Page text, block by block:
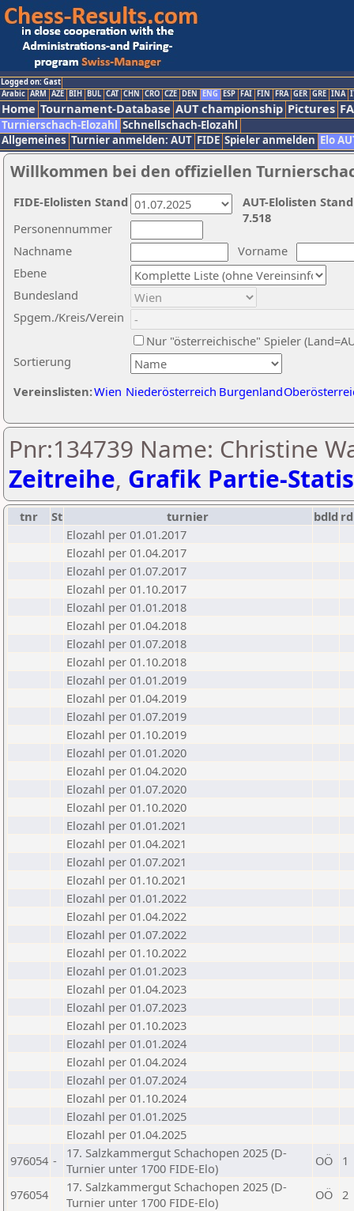
Logged on: Gast
Arabic ARM AZE BIH BUL CAT CHN CRO CZE DEN ENG ESP FAI FIN FRA GER GRE INA
Home Tournament-Database AUT championship Pictures
Turnierschach-Elozahl Schnellschach-Elozahl
Allgemeines Turnier anmelden: AUT FIDE Spieler anmelden Elo
Willkommen bei den offiziellen
Nachname
Vorname
Ebene
Sortierung
Personennummer
Bundesland
Spgem./Kreis/Verein
Nur "österreichische" Spieler
Vereinslisten:Wien Niederösterreich Burgenland
AUT-Elolisten
7.518
FIDE-Elolisten Stand
Pnr:134739 Name: Christine
Zeitreihe, Grafik Partie-
tnr St turnier bdld rd
Elozahl per 01.01.2017
Elozahl per 01.04.2017
Elozahl per 01.07.2017
Elozahl per 01.10.2017
Elozahl per 01.01.2018
Elozahl per 01.04.2018
Elozahl per 01.07.2018
Elozahl per 01.10.2018
Elozahl per 01.01.2019
Elozahl per 01.04.2019
Elozahl per 01.07.2019
Elozahl per 01.10.2019
Elozahl per 01.01.2020
Elozahl per 01.04.2020
Elozahl per 01.07.2020
Elozahl per 01.10.2020
Elozahl per 01.01.2021
Elozahl per 01.04.2021
Elozahl per 01.07.2021
Elozahl per 01.10.2021
Elozahl per 01.01.2022
Elozahl per 01.04.2022
Elozahl per 01.07.2022
Elozahl per 01.10.2022
Elozahl per 01.01.2023
Elozahl per 01.04.2023
Elozahl per 01.07.2023
Elozahl per 01.10.2023
Elozahl per 01.01.2024
Elozahl per 01.04.2024
Elozahl per 01.07.2024
Elozahl per 01.10.2024
Elozahl per 01.01.2025
Elozahl per 01.04.2025
976054 -
17. Salzkammergut Schachopen 2025 (D-
Turnier unter 1700 FIDE-Elo)
OÖ 1
976054
17. Salzkammergut Schachopen 2025 (D-
Turnier unter 1700 FIDE-Elo)
OÖ 2